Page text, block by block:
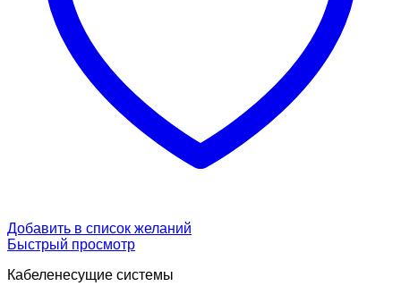
Добавить в список желаний
Быстрый просмотр
Кабеленесущие системы